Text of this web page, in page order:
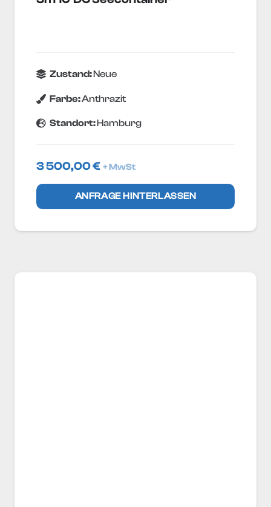
Zustand:Neue
Farbe:Anthrazit
Standort:Hamburg
3 500,00€ + MwSt
ANFRAGE HINTERLASSEN